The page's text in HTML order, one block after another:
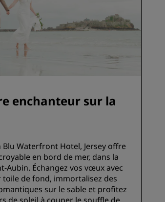
enchanteur sur la
Blu Waterfront Hotel, Jersey offre
en bord de mer, dans la
Aubin. Échangez vos vœux avec
toile de fond, immortalisez des
sur le sable et profitez